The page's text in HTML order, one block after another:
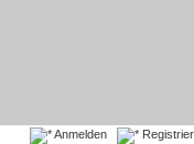
Anmelden